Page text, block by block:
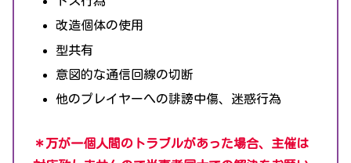
改造個体の使用
型共有
意図的な通信回線の切断
他のプレイヤーへの誹謗中傷、迷惑行為
＊万が一個人間のトラブルがあった場合、主催は